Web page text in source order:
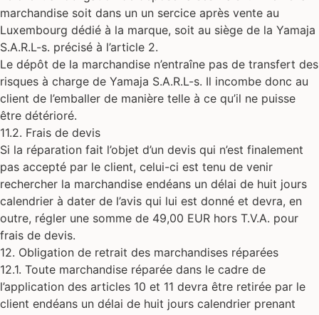
marchandise soit dans un un sercice après vente au
Luxembourg dédié à la marque, soit au siège de la Yamaja
S.A.R.L-s. précisé à l’article 2.
Le dépôt de la marchandise n’entraîne pas de transfert des
risques à charge de Yamaja S.A.R.L-s. Il incombe donc au
client de l’emballer de manière telle à ce qu’il ne puisse
être détérioré.
11.2. Frais de devis
Si la réparation fait l’objet d’un devis qui n’est finalement
pas accepté par le client, celui-ci est tenu de venir
rechercher la marchandise endéans un délai de huit jours
calendrier à dater de l’avis qui lui est donné et devra, en
outre, régler une somme de 49,00 EUR hors T.V.A. pour
frais de devis.
12. Obligation de retrait des marchandises réparées
12.1. Toute marchandise réparée dans le cadre de
l’application des articles 10 et 11 devra être retirée par le
client endéans un délai de huit jours calendrier prenant